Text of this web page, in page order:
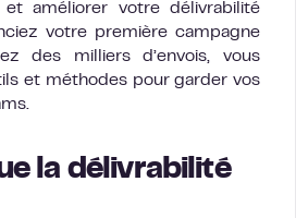
améliorer votre délivrabilité
votre première campagne
des milliers d’envois, vous
et méthodes pour garder vos
la délivrabilité